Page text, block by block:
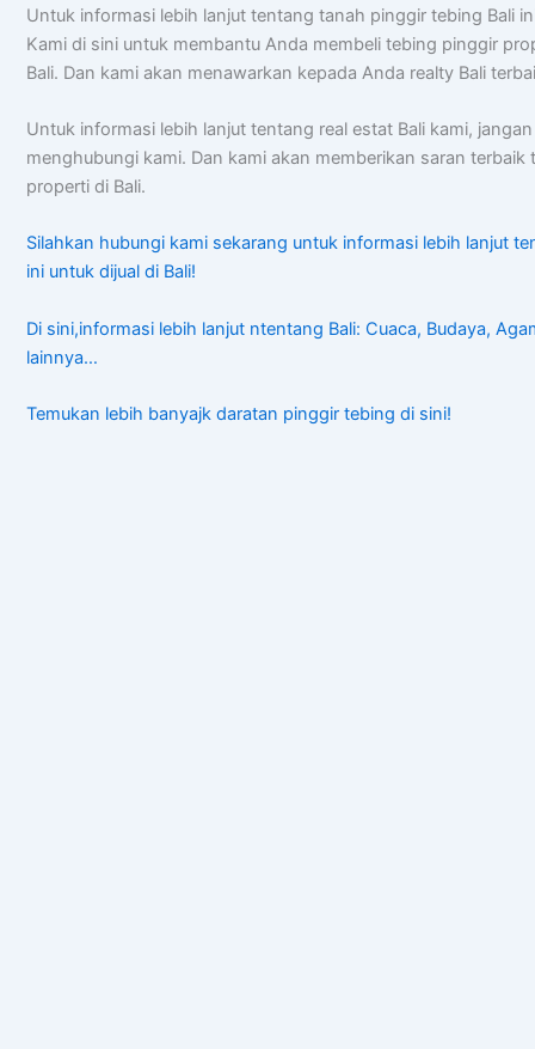
Untuk informasi lebih lanjut tentang tanah pinggir tebing Bali
Kami di sini untuk membantu Anda membeli tebing pinggir
Bali. Dan kami akan menawarkan kepada Anda realty Bali
Untuk informasi lebih lanjut tentang real estat Bali kami,
menghubungi kami. Dan kami akan memberikan saran terbaik
properti di Bali.
Silahkan hubungi kami sekarang untuk informasi lebih lanjut
ini untuk dijual di Bali!
Di sini,informasi lebih lanjut ntentang Bali: Cuaca, Budaya,
lainnya…
Temukan lebih banyajk daratan pinggir tebing di sini!